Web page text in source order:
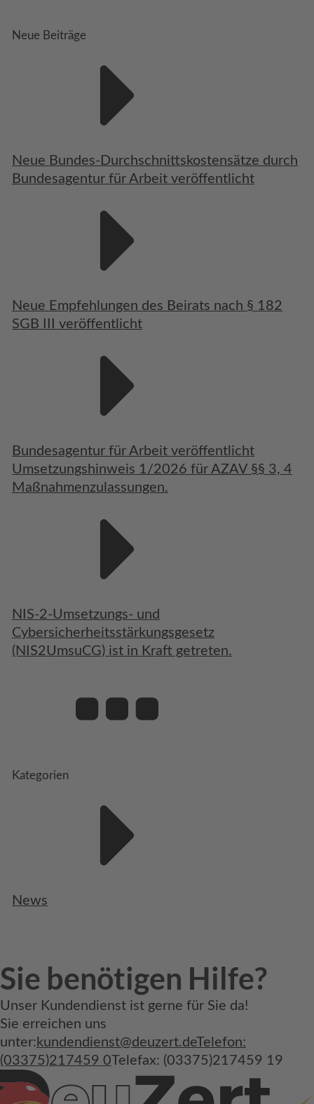
Neue Beiträge
Neue Bundes-Durchschnittskostensätze durch
Bundesagentur für Arbeit veröffentlicht
Neue Empfehlungen des Beirats nach § 182
SGB III veröffentlicht
Bundesagentur für Arbeit veröffentlicht
Umsetzungshinweis 1/2026 für AZAV §§ 3, 4
Maßnahmenzulassungen.
NIS-2-Umsetzungs- und
Cybersicherheitsstärkungsgesetz
(NIS2UmsuCG) ist in Kraft getreten.
Kategorien
News
Sie benötigen Hilfe?
Unser Kundendienst ist gerne für Sie da!
Sie erreichen uns
unter: kundendienst@deuzert.deTelefon:
(03375)217459 0Telefax: (03375)217459 19